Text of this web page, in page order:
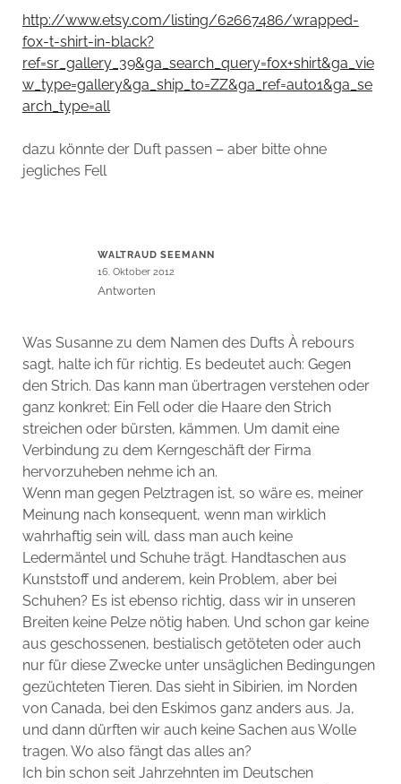
http://www.etsy.com/listing/62667486/wrapped-
fox-t-shirt-in-black?
ref=sr_gallery_39&ga_search_query=fox+shirt&ga_vie
w_type=gallery&ga_ship_to=ZZ&ga_ref=auto1&ga_se
arch_type=all
dazu könnte der Duft passen – aber bitte ohne
jegliches Fell
WALTRAUD SEEMANN
16. Oktober 2012
Antworten
Was Susanne zu dem Namen des Dufts À rebours
sagt, halte ich für richtig. Es bedeutet auch: Gegen
den Strich. Das kann man übertragen verstehen oder
ganz konkret: Ein Fell oder die Haare den Strich
streichen oder bürsten, kämmen. Um damit eine
Verbindung zu dem Kerngeschäft der Firma
hervorzuheben nehme ich an.
Wenn man gegen Pelztragen ist, so wäre es, meiner
Meinung nach konsequent, wenn man wirklich
wahrhaftig sein will, dass man auch keine
Ledermäntel und Schuhe trägt. Handtaschen aus
Kunststoff und anderem, kein Problem, aber bei
Schuhen? Es ist ebenso richtig, dass wir in unseren
Breiten keine Pelze nötig haben. Und schon gar keine
aus geschossenen, bestialisch getöteten oder auch
nur für diese Zwecke unter unsäglichen Bedingungen
gezüchteten Tieren. Das sieht in Sibirien, im Norden
von Canada, bei den Eskimos ganz anders aus. Ja,
und dann dürften wir auch keine Sachen aus Wolle
tragen. Wo also fängt das alles an?
Ich bin schon seit Jahrzehnten im Deutschen